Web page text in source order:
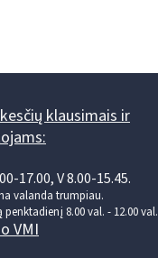
klausimais ir
17.00, V 8.00-15.45.
valanda trumpiau.
8.00 val. - 12.00 val.
VMI